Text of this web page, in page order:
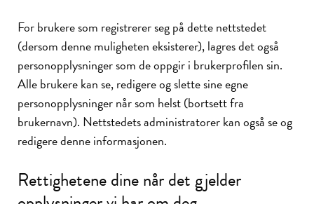
For brukere som registrerer seg på dette nettstedet
(dersom denne muligheten eksisterer), lagres det også
personopplysninger som de oppgir i brukerprofilen sin.
Alle brukere kan se, redigere og slette sine egne
personopplysninger når som helst (bortsett fra
brukernavn). Nettstedets administratorer kan også se og
redigere denne informasjonen.
Rettighetene dine når det gjelder